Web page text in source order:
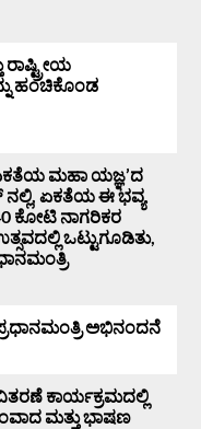
ಹಂಚಿಕೊಂಡ
ಮಹಾ ಯಜ್ಞ’ದ
ನಲ್ಲಿ, ಏಕತೆಯ ಈ ಭವ್ಯ
ಕೋಟಿ ನಾಗರಿಕರ
ಒಟ್ಟುಗೂಡಿತು,
ಪ್ರಧಾನಮಂತ್ರಿ ಅಭಿನಂದನೆ
ಕಾರ್ಯಕ್ರಮದಲ್ಲಿ
ಮತ್ತು ಭಾಷಣ